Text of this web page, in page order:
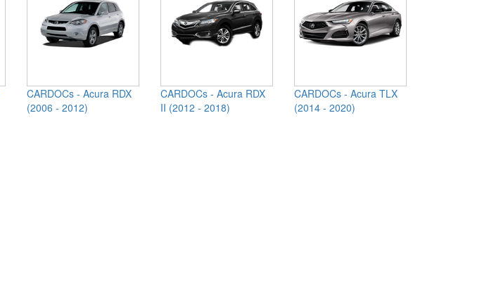
CARDOCs - Acura RDX
(2006 - 2012)
CARDOCs - Acura RDX
II (2012 - 2018)
CARDOCs - Acura TLX
(2014 - 2020)